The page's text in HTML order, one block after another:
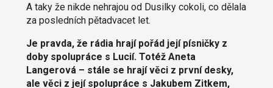
A taky že nikde nehrajou od Dusilky cokoli, co dělala
za posledních pětadvacet let.
Je pravda, že rádia hrají pořád její písničky z
doby spolupráce s Lucií. Totéž Aneta
Langerová – stále se hrají věci z první desky,
ale věci z její spolupráce s Jakubem Zitkem,